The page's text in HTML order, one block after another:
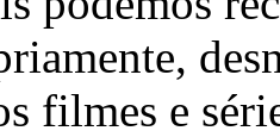
filmes e